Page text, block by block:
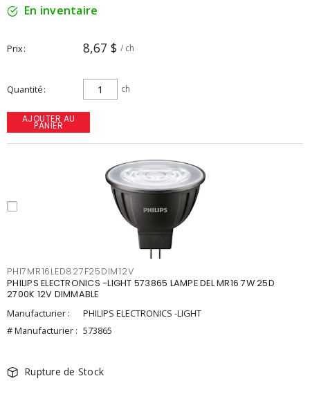
En inventaire
Prix 8,67 $ / ch
Quantité ch
AJOUTER AU
PANIER
PHI7MR16LED827F25DIM12V
PHILIPS ELECTRONICS -LIGHT 573865 LAMPE DEL MR16 7W 25D
2700K 12V DIMMABLE
Manufacturier :
PHILIPS ELECTRONICS -LIGHT
# Manufacturier : 573865
Rupture de Stock